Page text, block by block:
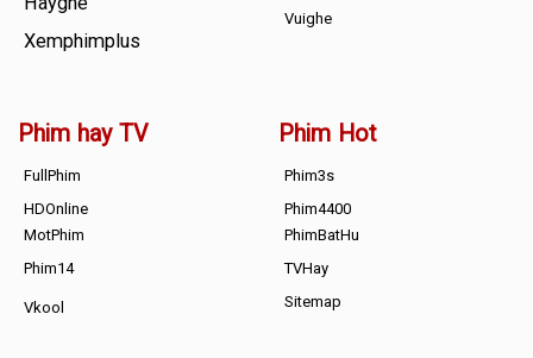
Xemphimplus
Vuighe
Phim hay TV
FullPhim
HDOnline
MotPhim
Phim14
Vkool
Phim Hot
Phim3s
Phim4400
PhimBatHu
TVHay
Sitemap